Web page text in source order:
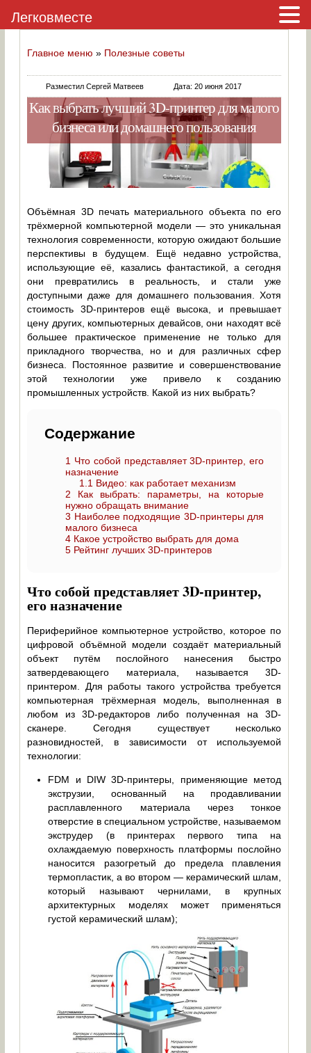
Главное меню » Полезные советы
Разместил Сергей Матвеев Дата: 20 июня 2017
Как выбрать лучший 3D-принтер для малого
бизнеса или домашнего пользования
Объёмная 3D печать материального объекта по его
трёхмерной компьютерной модели — это уникальная
технология современности, которую ожидают большие
перспективы в будущем. Ещё недавно устройства,
использующие её, казались фантастикой, а сегодня
они превратились в реальность, и стали уже
доступными даже для домашнего пользования. Хотя
стоимость 3D-принтеров ещё высока, и превышает
цену других, компьютерных девайсов, они находят всё
большее практическое применение не только для
прикладного творчества, но и для различных сфер
бизнеса. Постоянное развитие и совершенствование
этой технологии уже привело к созданию
промышленных устройств. Какой из них выбрать?
Содержание
1 Что собой представляет 3D-принтер, его
назначение
1.1 Видео: как работает механизм
2 Как выбрать: параметры, на которые
нужно обращать внимание
3 Наиболее подходящие 3D-принтеры для
малого бизнеса
4 Какое устройство выбрать для дома
5 Рейтинг лучших 3D-принтеров
Что собой представляет 3D-принтер,
его назначение
Периферийное компьютерное устройство, которое по
цифровой объёмной модели создаёт материальный
объект путём послойного нанесения быстро
затвердевающего материала, называется 3D-
принтером. Для работы такого устройства требуется
компьютерная трёхмерная модель, выполненная в
любом из 3D-редакторов либо полученная на 3D-
сканере. Сегодня существует несколько
разновидностей, в зависимости от используемой
технологии:
FDM и DIW 3D-принтеры, применяющие метод
экструзии, основанный на продавливании
расплавленного материала через тонкое
отверстие в специальном устройстве, называемом
экструдер (в принтерах первого типа на
охлаждаемую поверхность платформы послойно
наносится разогретый до предела плавления
термопластик, а во втором — керамический шлам,
который называют чернилами, в крупных
архитектурных моделях может применяться
густой керамический шлам);
Легковместе